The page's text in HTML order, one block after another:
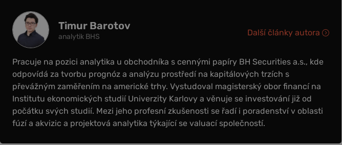
Timur Barotov
analytik BHS
Pracuje na pozici analytika u obchodníka s cennými papíry BH Securities a.s., kde
odpovídá za tvorbu prognóz a analýzu prostředí na kapitálových trzích s
převážným zaměřením na americké trhy. Vystudoval magisterský obor financí na
Institutu ekonomických studií Univerzity Karlovy a věnuje se investování již od
počátku svých studií. Mezi jeho profesní zkušenosti se řadí i poradenství v oblasti
fúzí a akvizic a projektová analytika týkající se valuací společností.
Další články autora